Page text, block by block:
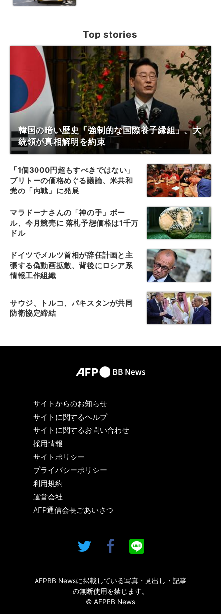
Top stories
韓国の暗い歴史「強制的な国際養子縁組」、大
統領が真相解明を約束
「1個3000円超もすべきではない」
ブリトーの価格めぐる議論、米共和
党の「内戦」に発展
マラドーナさんの「神の手」ボー
ル、今月競売に 落札予想価格は1千万
ドル
ドイツでメルツ首相が辞任計画と主
張する偽動画拡散、背後にロシア系
情報工作組織
サウジ、トルコ、パキスタンが共同
防衛協定締結
サイトからのお知らせ
サイトに関するヘルプ
サイトに関するお問い合わせ
採用情報
サイトポリシー
プライバシーポリシー
利用規約
運営会社
AFP通信会長ごあいさつ
AFPBB Newsに掲載している写真・見出し・記事
の無断使用を禁じます。
© AFPBB News